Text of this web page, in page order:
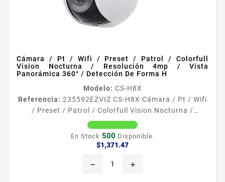
Cámara / Pt / Wifi / Preset / Patrol / Colorfull
Vision Nocturna / Resolución 4mp / Vista
Panorámica 360° / Detección De Forma H
Modelo: CS-H8X
Referencia: 235592EZVIZ CS-H8X Cámara / Pt / Wifi
/ Preset / Patrol / Colorfull Vision Nocturna /
Resolución 4mp / Vista Panorámica 360° / Detección
De Forma H La caacutemara H8x 2K de EZVIZ es un
dispositivo revolucionario para la proteccioacuten
ColorFULL Combinando un gran angular la
En Stock 500 Disponible.
$1,371.47Precio
remove add